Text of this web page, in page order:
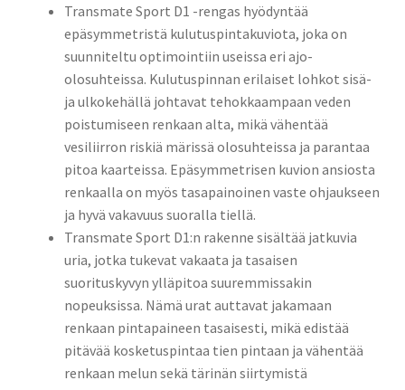
Transmate Sport D1 -rengas hyödyntää
epäsymmetristä kulutuspintakuviota, joka on
suunniteltu optimointiin useissa eri ajo-
olosuhteissa. Kulutuspinnan erilaiset lohkot sisä-
ja ulkokehällä johtavat tehokkaampaan veden
poistumiseen renkaan alta, mikä vähentää
vesiliirron riskiä märissä olosuhteissa ja parantaa
pitoa kaarteissa. Epäsymmetrisen kuvion ansiosta
renkaalla on myös tasapainoinen vaste ohjaukseen
ja hyvä vakavuus suoralla tiellä.
Transmate Sport D1:n rakenne sisältää jatkuvia
uria, jotka tukevat vakaata ja tasaisen
suorituskyvyn ylläpitoa suuremmissakin
nopeuksissa. Nämä urat auttavat jakamaan
renkaan pintapaineen tasaisesti, mikä edistää
pitävää kosketuspintaa tien pintaan ja vähentää
renkaan melun sekä tärinän siirtymistä